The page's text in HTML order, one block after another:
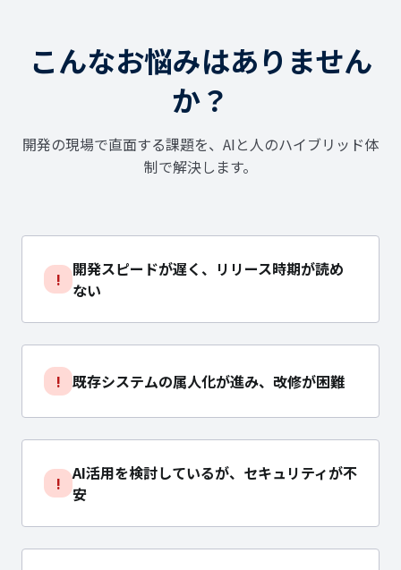
こんなお悩みはありません
か？
開発の現場で直面する課題を、AIと人のハイブリッド体
制で解決します。
!
開発スピードが遅く、リリース時期が読め
ない
! 既存システムの属人化が進み、改修が困難
! AI活用を検討しているが、セキュリティが不
安